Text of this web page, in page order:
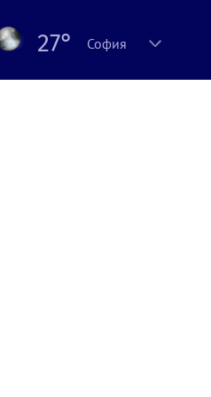
27° София